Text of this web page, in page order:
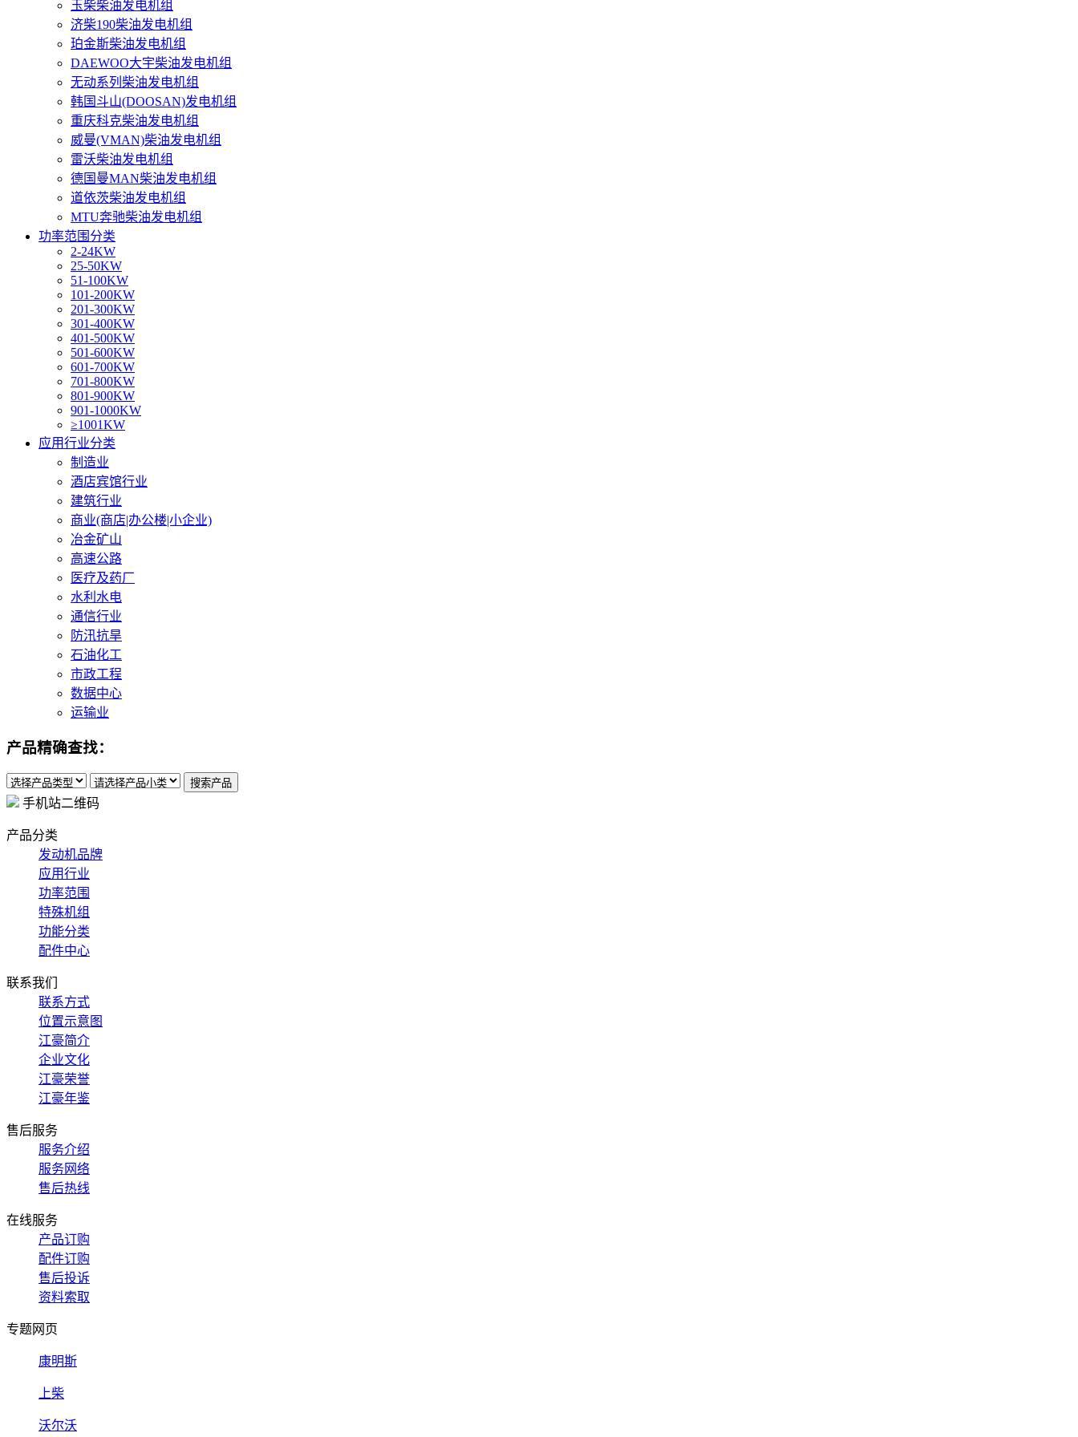
玉柴柴油发电机组
济柴190柴油发电机组
珀金斯柴油发电机组
DAEWOO大宇柴油发电机组
无动系列柴油发电机组
韩国斗山(DOOSAN)发电机组
重庆科克柴油发电机组
威曼(VMAN)柴油发电机组
雷沃柴油发电机组
德国曼MAN柴油发电机组
道依茨柴油发电机组
MTU奔驰柴油发电机组
功率范围分类
2-24KW
25-50KW
51-100KW
101-200KW
201-300KW
301-400KW
401-500KW
501-600KW
601-700KW
701-800KW
801-900KW
901-1000KW
≥1001KW
应用行业分类
制造业
酒店宾馆行业
建筑行业
商业(商店|办公楼|小企业)
冶金矿山
高速公路
医疗及药厂
水利水电
通信行业
防汛抗旱
石油化工
市政工程
数据中心
运输业
产品精确查找：
手机站二维码
产品分类
发动机品牌
应用行业
功率范围
特殊机组
功能分类
配件中心
联系我们
联系方式
位置示意图
江豪简介
企业文化
江豪荣誉
江豪年鉴
售后服务
服务介绍
服务网络
售后热线
在线服务
产品订购
配件订购
售后投诉
资料索取
专题网页
康明斯
上柴
沃尔沃